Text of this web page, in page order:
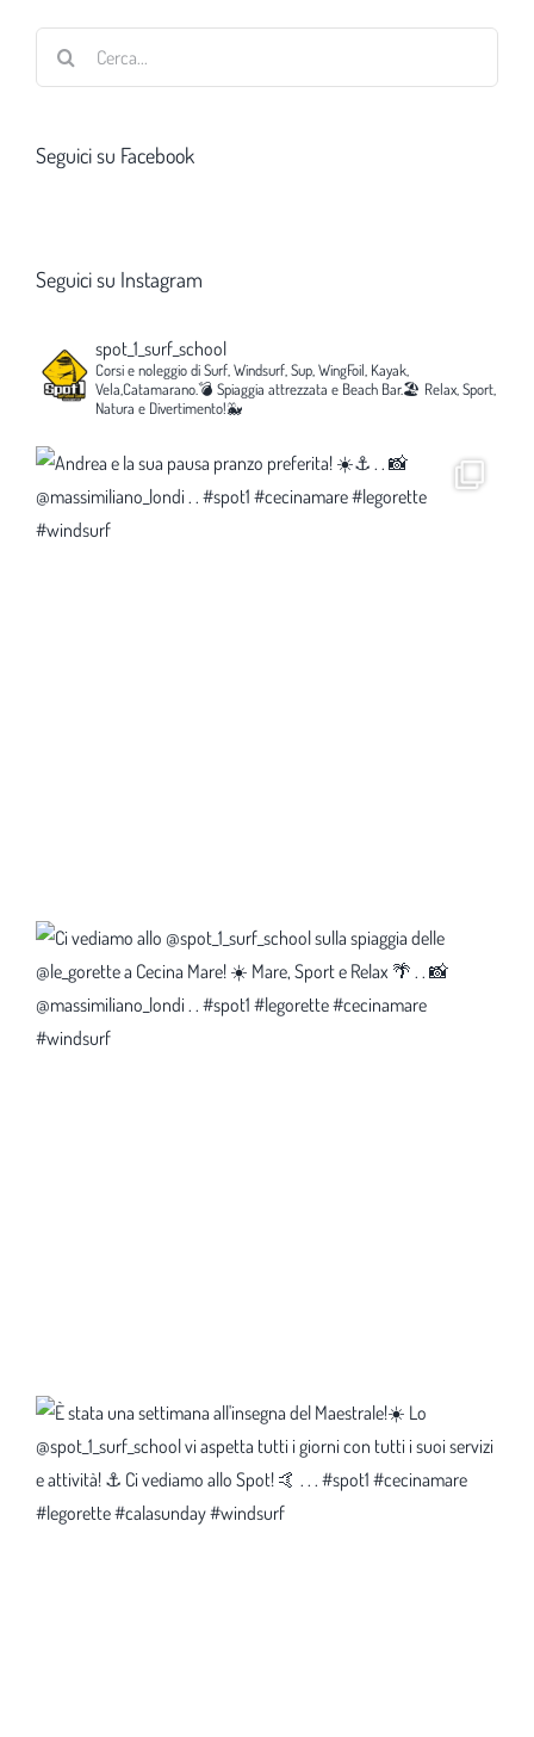
Seguici su Facebook
Seguici su Instagram
spot_1_surf_school
Corsi e noleggio di Surf, Windsurf, Sup, WingFoil, Kayak,
Vela,Catamarano.💣 Spiaggia attrezzata e Beach Bar.🏖️ Relax, Sport,
Natura e Divertimento!🐳